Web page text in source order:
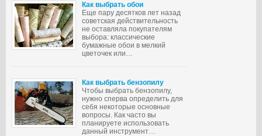
Как выбрать обои
Еще пару десятков лет назад
советская действительность
не оставляла покупателям
выбора: классические
бумажные обои в мелкий
цветочек или…
Как выбрать бензопилу
Чтобы выбрать бензопилу,
нужно сперва определить для
себя некоторые основные
вопросы. Как часто вы
планируете использовать
данный инструмент…